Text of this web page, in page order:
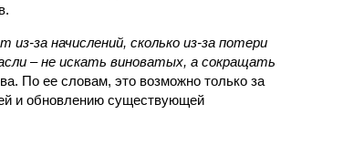
за начислений, сколько из-за потери
– не искать виноватых, а сокращать
По ее словам, это возможно только за
и обновлению существующей